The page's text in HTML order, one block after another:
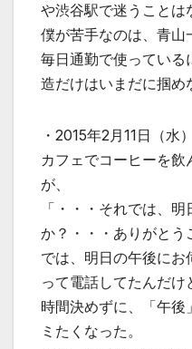
や渋谷駅で迷うことは
僕が苦手なのは、青山
毎日通勤で使っている
造だけはいまだに掴め
・2015年2月11日（水）
カフェでコーヒーを
が、
「・・・それでは、
か？・・・ありがとう
では、明日の午後にお
って電話してたんだけ
時間決めずに、「午後
ミたくなった。